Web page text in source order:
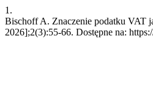
1.
Bischoff A. Znaczenie podatku VAT
2026];2(3):55-66. Dostępne na: